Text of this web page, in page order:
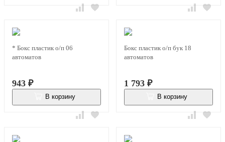
* Бокс пластик о/п 06
автоматов
943 ₽
В корзину
Бокс пластик о/п бук 18
автоматов
1 793 ₽
В корзину